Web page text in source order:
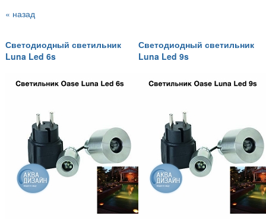
« назад
Светодиодный светильник
Luna Led 6s
Светодиодный светильник
Luna Led 9s